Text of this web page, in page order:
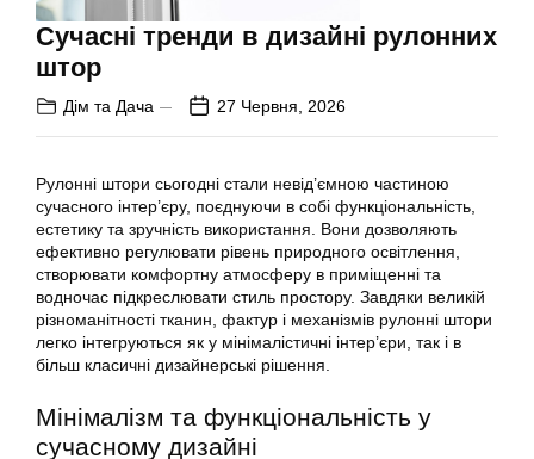
Сучасні тренди в дизайні рулонних
штор
Дім та Дача 27 Червня, 2026
Рулонні штори сьогодні стали невід’ємною частиною
сучасного інтер’єру, поєднуючи в собі функціональність,
естетику та зручність використання. Вони дозволяють
ефективно регулювати рівень природного освітлення,
створювати комфортну атмосферу в приміщенні та
водночас підкреслювати стиль простору. Завдяки великій
різноманітності тканин, фактур і механізмів рулонні штори
легко інтегруються як у мінімалістичні інтер’єри, так і в
більш класичні дизайнерські рішення.
Мінімалізм та функціональність у
сучасному дизайні